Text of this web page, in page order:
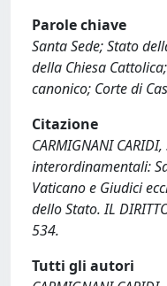
Parole chiave
Santa Sede; Stato
della Chiesa
canonico; Corte di
Citazione
CARMIGNANI
interordinamentali:
Vaticano e Giudici
dello Stato. IL
534.
Tutti gli autori